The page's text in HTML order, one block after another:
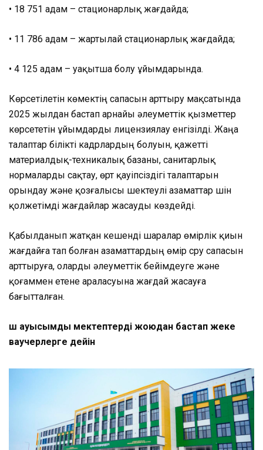
• 18 751 адам – стационарлық жағдайда;
• 11 786 адам – жартылай стационарлық жағдайда;
• 4 125 адам – уақытша болу ұйымдарында.
Көрсетілетін көмектің сапасын арттыру мақсатында
2025 жылдан бастап арнайы әлеуметтік қызметтер
көрсететін ұйымдарды лицензиялау енгізілді. Жаңа
талаптар білікті кадрлардың болуын, қажетті
материалдық-техникалық базаны, санитарлық
нормаларды сақтау, өрт қауіпсіздігі талаптарын
орындау және қозғалысы шектеулі азаматтар үшін
қолжетімді жағдайлар жасауды көздейді.
Қабылданып жатқан кешенді шаралар өмірлік қиын
жағдайға тап болған азаматтардың өмір сүру сапасын
арттыруға, оларды әлеуметтік бейімдеуге және
қоғаммен етене араласуына жағдай жасауға
бағытталған.
Үш ауысымды мектептерді жоюдан бастап жеке
ваучерлерге дейін